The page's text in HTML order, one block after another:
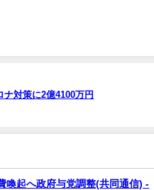
対策に2億4100万円
喚起へ政府与党調整(共同通信) -